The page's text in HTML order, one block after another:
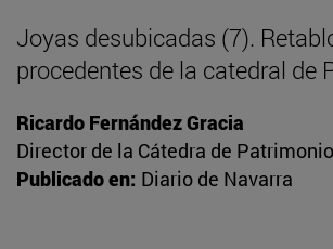
Joyas desubicadas (7).
procedentes de la catedral de
Ricardo Fernández Gracia
Director de la Cátedra de
Publicado en: Diario de Navarra